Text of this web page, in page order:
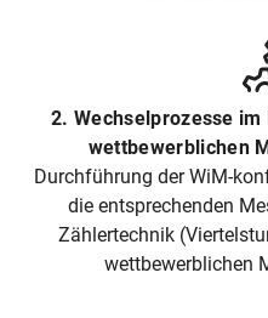
2. Wechselprozesse
wettbewerblichen
Durchführung der WiM-
die entsprechenden
Zählertechnik
wettbewerblichen